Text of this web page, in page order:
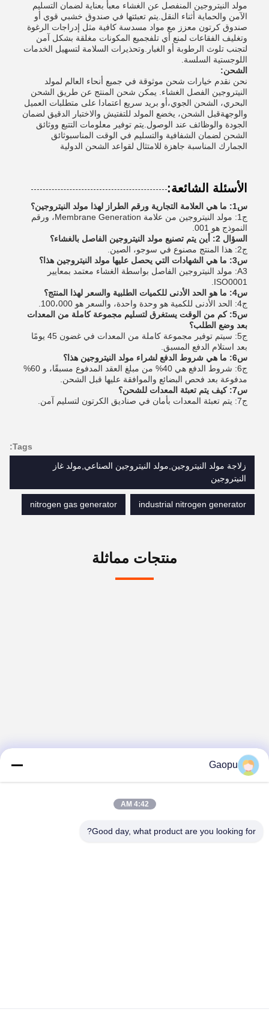
مولد النيتروجين المنفصل عن الغشاء معبأ بعناية لضمان التسليم
الآمن والحماية أثناء النقل.يتم تعبئتها في صندوق خشبي قوي أو
صندوق كرتون معزز مع مواد مسدسة كافية مثل إدراجات الرغوة
وتغليف الفقاعات لمنع أي تلفجميع المكونات مغلقة بشكل آمن
لتجنب تلوث الرطوبة أو الغبار.وتحذيرات السلامة لتسهيل الخدمات
اللوجستية السلسة.
الشحن:
نحن نقدم خيارات شحن موثوقة في جميع أنحاء العالم لمولد
النيتروجين الفصل الغشاء. يمكن شحن المنتج عن طريق الشحن
البحري، الشحن الجوي،أو بريد سريع اعتمادا على متطلبات العميل
والوجهةقبل الشحن، يخضع المولد للتفتيش والاختبار الدقيق لضمان
الجودة والوظائف عند الوصول.يتم توفير معلومات التتبع ووثائق
الشحن لضمان الشفافية والتسليم في الوقت المناسبوثائق
الجمارك المناسبة جاهزة للامتثال لقواعد الشحن الدولية
الأسئلة الشائعة:
س1: ما هي العلامة التجارية ورقم الطراز لهذا مولد النيتروجين؟
ج1: مولد النيتروجين من علامة Membrane Generation، ورقم
النموذج هو 001.
السؤال 2: أين يتم تصنيع مولد النيتروجين الفاصل بالغشاء؟
ج2: هذا المنتج مصنوع في سوجو، الصين.
س3: ما هي الشهادات التي يحصل عليها مولد النيتروجين هذا؟
A3: مولد النيتروجين الفاصل بواسطة الغشاء معتمد بمعايير
ISO0001.
س4: ما هو الحد الأدنى للكميات الطلبية والسعر لهذا المنتج؟
ج4: الحد الأدنى للكمية هو وحدة واحدة، والسعر هو 100،000.
س5: كم من الوقت يستغرق لتسليم مجموعة كاملة من المعدات
بعد وضع الطلب؟
ج5: سيتم توفير مجموعة كاملة من المعدات في غضون 45 يومًا
بعد استلام الدفع المسبق.
س6: ما هي شروط الدفع لشراء مولد النيتروجين هذا؟
ج6: شروط الدفع هي 40% من مبلغ العقد المدفوع مسبقًا، و 60%
مدفوعة بعد فحص البضائع والموافقة عليها قبل الشحن.
س7: كيف يتم تعبئة المعدات للشحن؟
ج7: يتم تعبئة المعدات بأمان في صناديق الكرتون لتسليم آمن.
Tags:
زلاجة مولد النيتروجين,مولد النيتروجين الصناعي,مولد غاز
النيتروجين
industrial nitrogen generator
nitrogen gas generator
منتجات مماثلة
Gaopu
4:42 AM
Good day, what product are you looking for?